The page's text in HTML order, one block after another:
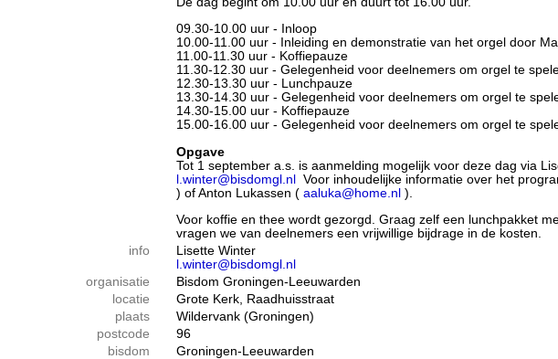
09.30-10.00 uur - Inloop
10.00-11.00 uur - Inleiding en demonstratie van het orgel door
11.00-11.30 uur - Koffiepauze
11.30-12.30 uur - Gelegenheid voor deelnemers om orgel te
12.30-13.30 uur - Lunchpauze
13.30-14.30 uur - Gelegenheid voor deelnemers om orgel te
14.30-15.00 uur - Koffiepauze
15.00-16.00 uur - Gelegenheid voor deelnemers om orgel te
Opgave
Tot 1 september a.s. is aanmelding mogelijk voor deze dag via
l.winter@bisdomgl.nl
Voor inhoudelijke informatie over het
) of Anton Lukassen ( aaluka@home.nl ).
Voor koffie en thee wordt gezorgd. Graag zelf een lunchpakket
vragen we van deelnemers een vrijwillige bijdrage in de kosten.
info
Lisette Winter
l.winter@bisdomgl.nl
organisatie
Bisdom Groningen-Leeuwarden
locatie
Grote Kerk, Raadhuisstraat
plaats
Wildervank (Groningen)
postcode
96
bisdom
Groningen-Leeuwarden